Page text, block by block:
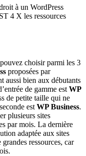
à un WordPress
4 X les ressources
choisir parmi les 3
proposées par
aussi bien aux débutants
de gamme estWP
de petite taille qui ne
estWP Business.
plusieurs sites
par mois. La dernière
adaptée aux sites
ressources, car